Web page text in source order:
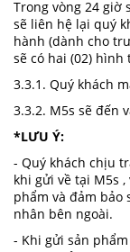
Trong vòng 24 giờ
sẽ liên hệ lại quý
hành (dành cho
sẽ có hai (02) hình
3.3.1. Quý khách
3.3.2. M5s sẽ đến
*LƯU Ý:
- Quý khách chịu
khi gửi về tại M5s
phẩm và đảm bảo
nhân bên ngoài.
- Khi gửi sản